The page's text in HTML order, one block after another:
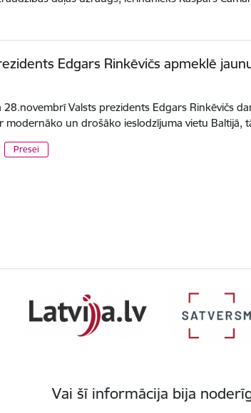
Edgars Rinkēvičs apmeklē
Valsts prezidents Edgars Rinkēvičs
modernāko un drošāko ieslodzījuma vietu Baltijā,
Presei
Vai šī informācija bija